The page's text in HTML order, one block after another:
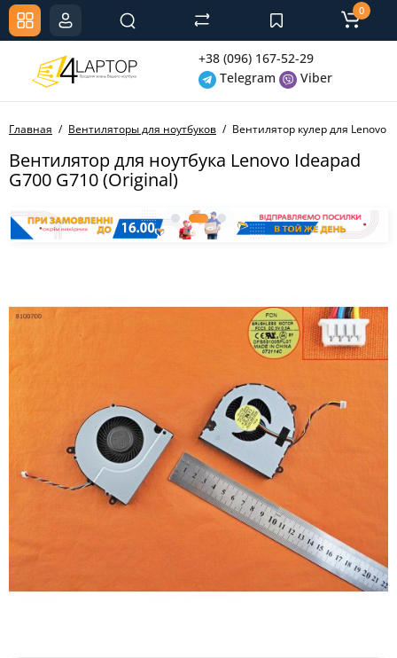
+38 (096) 167-52-29
Telegram
Viber
0
Главная Вентиляторы для ноутбуков Вентилятор кулер для Lenovo
Вентилятор для ноутбука Lenovo Ideapad
G700 G710 (Original)